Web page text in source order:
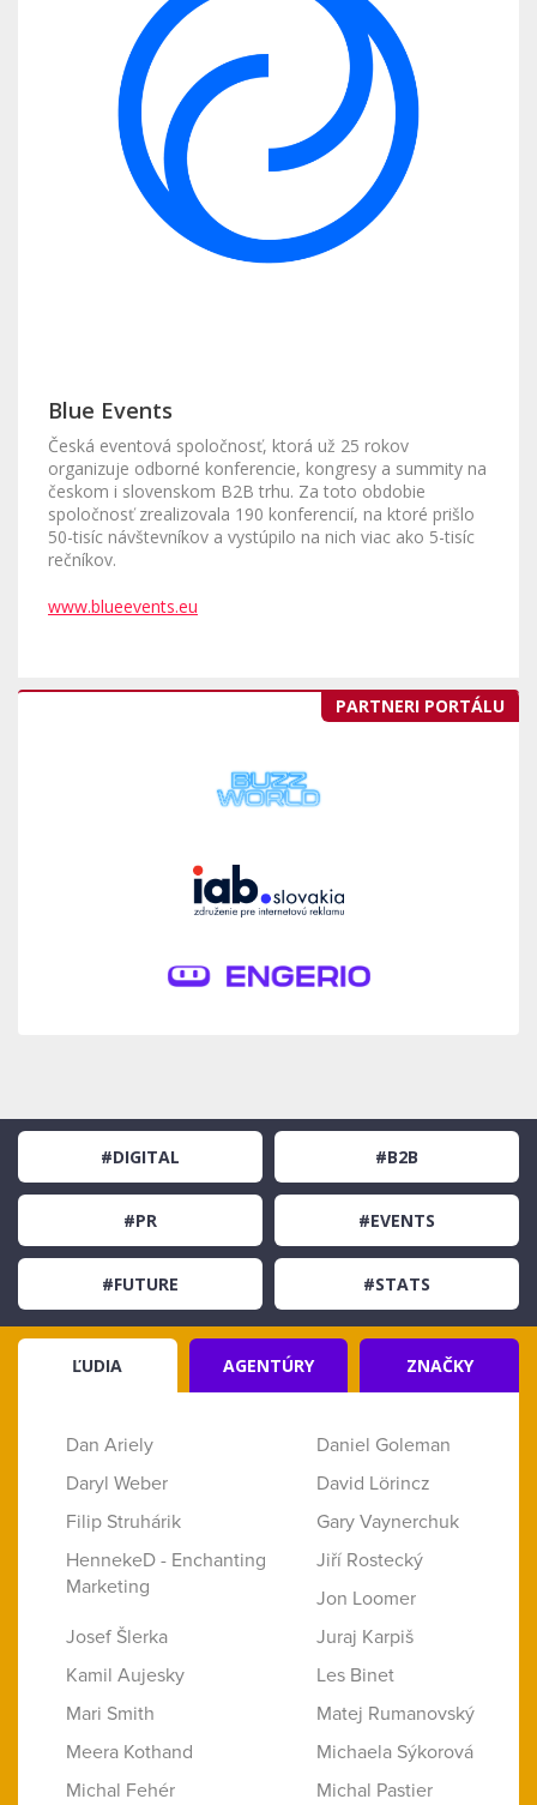
Blue Events
Česká eventová spoločnosť, ktorá už 25 rokov
organizuje odborné konferencie, kongresy a summity na
českom i slovenskom B2B trhu. Za toto obdobie
spoločnosť zrealizovala 190 konferencií, na ktoré prišlo
50-tisíc návštevníkov a vystúpilo na nich viac ako 5-tisíc
rečníkov.
www.blueevents.eu
PARTNERI PORTÁLU
#DIGITAL #B2B
#PR #EVENTS
#FUTURE #STATS
ĽUDIA AGENTÚRY ZNAČKY
Dan Ariely
Daniel Goleman
Daryl Weber
David Lörincz
Filip Struhárik
Gary Vaynerchuk
HennekeD - Enchanting
Marketing
Jiří Rostecký
Jon Loomer
Josef Šlerka
Juraj Karpiš
Kamil Aujesky
Les Binet
Mari Smith
Matej Rumanovský
Meera Kothand
Michaela Sýkorová
Michal Fehér
Michal Pastier